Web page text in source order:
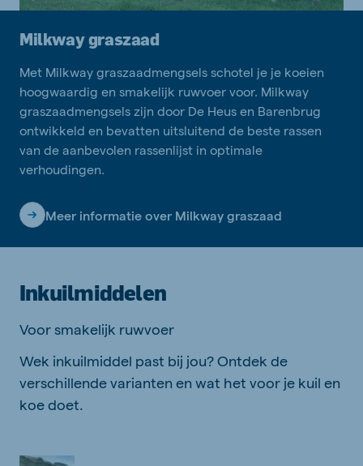
Milkway graszaad
Met Milkway graszaadmengsels schotel je je koeien
hoogwaardig en smakelijk ruwvoer voor. Milkway
graszaadmengsels zijn door De Heus en Barenbrug
ontwikkeld en bevatten uitsluitend de beste rassen
van de aanbevolen rassenlijst in optimale
verhoudingen.
Meer informatie over Milkway graszaad
Inkuilmiddelen
Voor smakelijk ruwvoer
Wek inkuilmiddel past bij jou? Ontdek de
verschillende varianten en wat het voor je kuil en
koe doet.